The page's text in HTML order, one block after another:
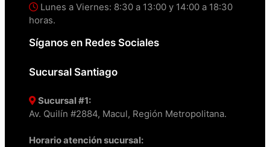
Lunes a Viernes: 8:30 a 13:00 y 14:00 a 18:30
horas.
Síganos en Redes Sociales
Sucursal Santiago
Sucursal #1:
Av. Quilín #2884, Macul, Región Metropolitana.
Horario atención sucursal: